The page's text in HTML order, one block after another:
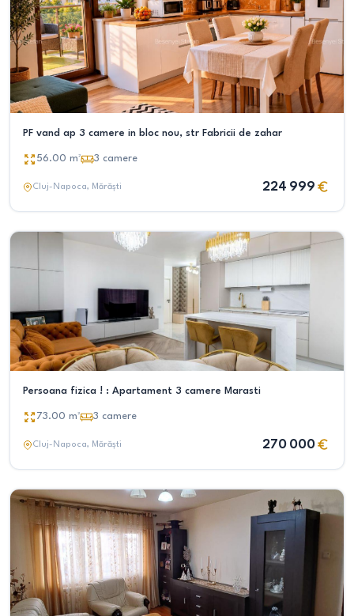
PF vand ap 3 camere in bloc nou, str Fabricii de zahar
56.00 m² 3 camere
Cluj-Napoca, Mărăști 224 999
Persoana fizica ! : Apartament 3 camere Marasti
73.00 m² 3 camere
Cluj-Napoca, Mărăști 270 000